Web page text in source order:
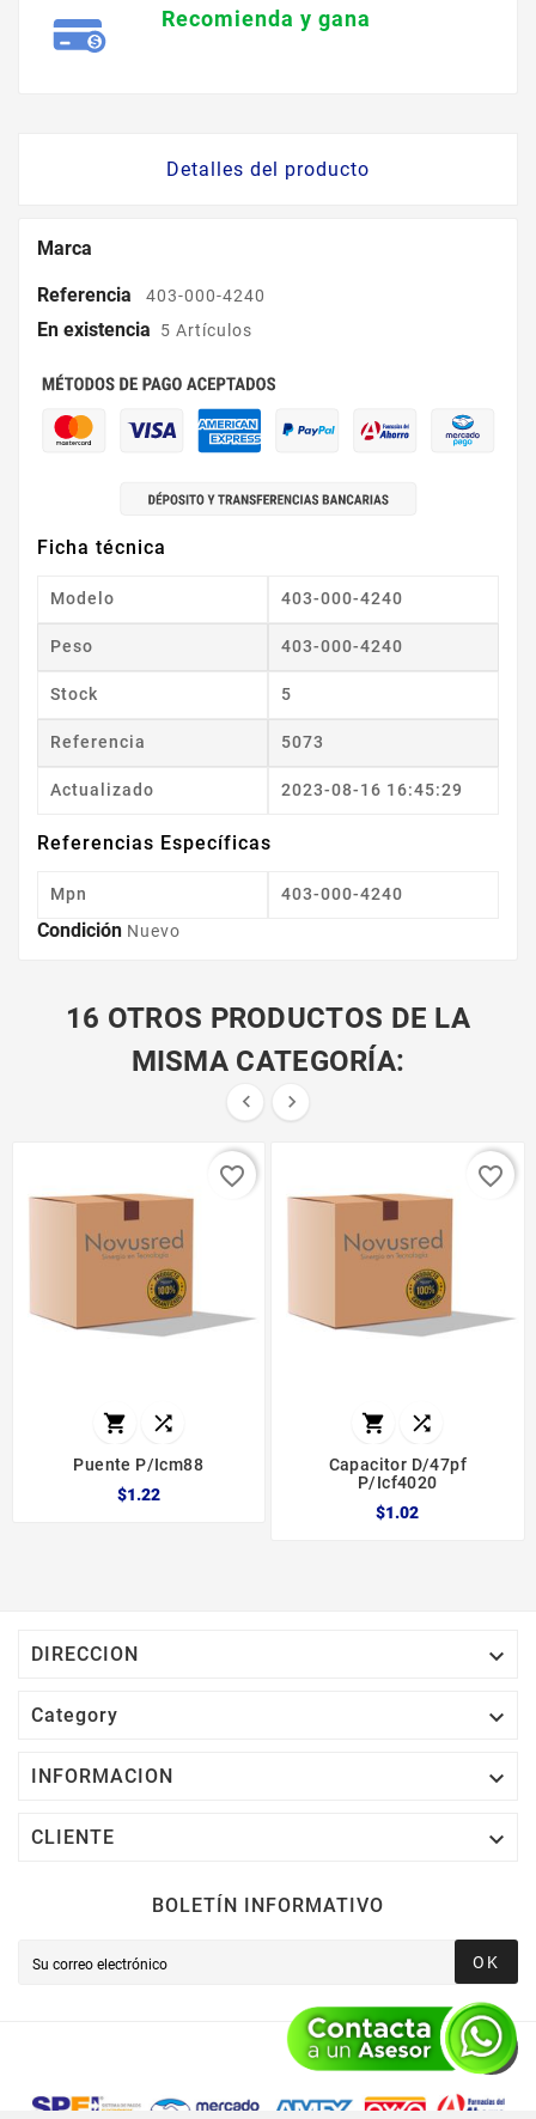
Recomienda y gana
Detalles del producto
Marca
Referencia 403-000-4240
En existencia 5 Artículos
Ficha técnica
Modelo 403-000-4240
Peso 403-000-4240
Stock 5
Referencia 5073
Actualizado 2023-08-16 16:45:29
Referencias Específicas
Mpn 403-000-4240
Condición Nuevo
16 OTROS PRODUCTOS DE LA
MISMA CATEGORÍA:
 
 
Puente P/icm88
$1.22
favorite_border
 
Capacitor D/47pf
P/icf4020
$1.02
favorite_border
DIRECCION 
Category 
INFORMACION 
CLIENTE 
BOLETÍN INFORMATIVO
OK